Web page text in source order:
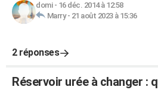
domi- 16 déc. 2014 à 12:58
Marry- 21 août 2023 à 15:36
2 réponses
Réservoir urée à changer :